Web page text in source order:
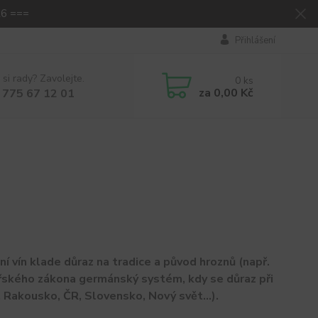
===
Přihlášení
si rady? Zavolejte.
775 67 12 01
0 ks
za 0,00 Kč
vín klade důraz na tradice a původ hroznů (např.
zákona germánský systém, kdy se důraz při
ČR, Slovensko, Nový svět...).